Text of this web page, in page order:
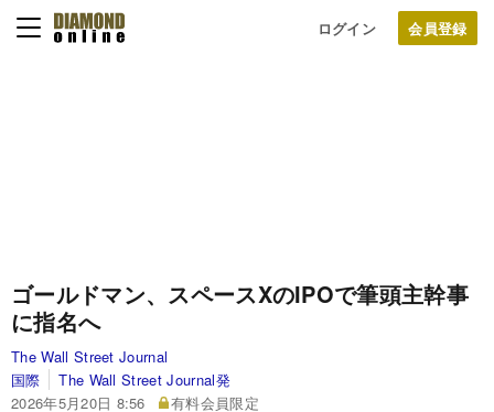
ログイン
ゴールドマン、スペースXのIPOで筆頭主幹事
に指名へ
The Wall Street Journal
国際
The Wall Street Journal発
2026年5月20日 8:56
有料会員限定